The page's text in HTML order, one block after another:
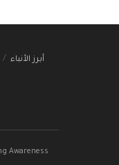
أبرز الأنباء
Awareness